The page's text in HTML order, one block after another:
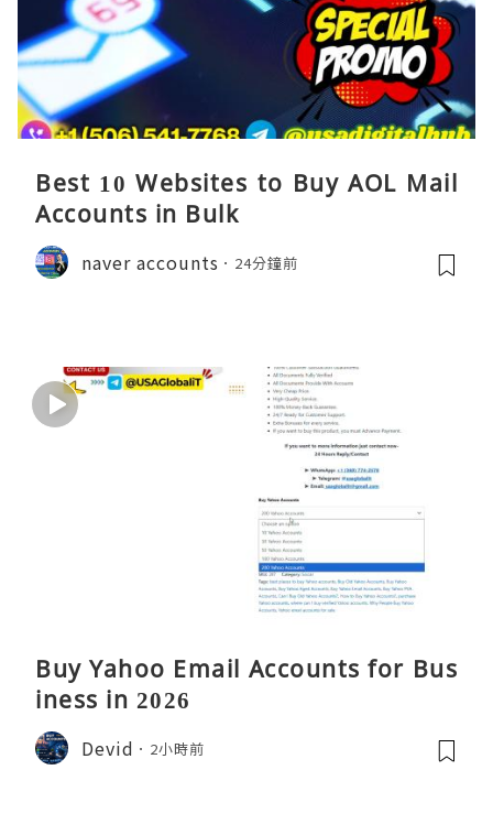
Best 10 Websites to Buy AOL Mail
Accounts in Bulk
naver accounts 24分鐘前
Buy Yahoo Email Accounts for Bus
iness in 2026
Devid 2小時前